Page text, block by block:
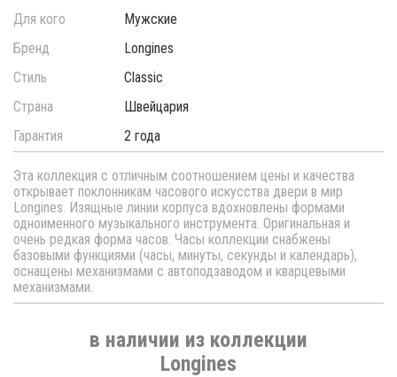
Для кого
Мужские
Бренд
Longines
Стиль
Classic
Страна
Швейцария
Гарантия
2 года
Эта коллекция с отличным соотношением цены и качества
открывает поклонникам часового искусства двери в мир
Longines. Изящные линии корпуса вдохновлены формами
одноименного музыкального инструмента. Оригинальная и
очень редкая форма часов. Часы коллекции снабжены
базовыми функциями (часы, минуты, секунды и календарь),
оснащены механизмами с автоподзаводом и кварцевыми
механизмами.
в наличии из коллекции
Longines